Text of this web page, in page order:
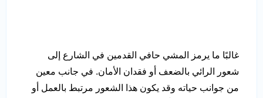
غالبًا ما يرمز المشي حافي القدمين في الشارع إلى
شعور الرائي بالضعف أو فقدان الأمان. في جانب معين
من جوانب حياته وقد يكون هذا الشعور مرتبط بالعمل أو